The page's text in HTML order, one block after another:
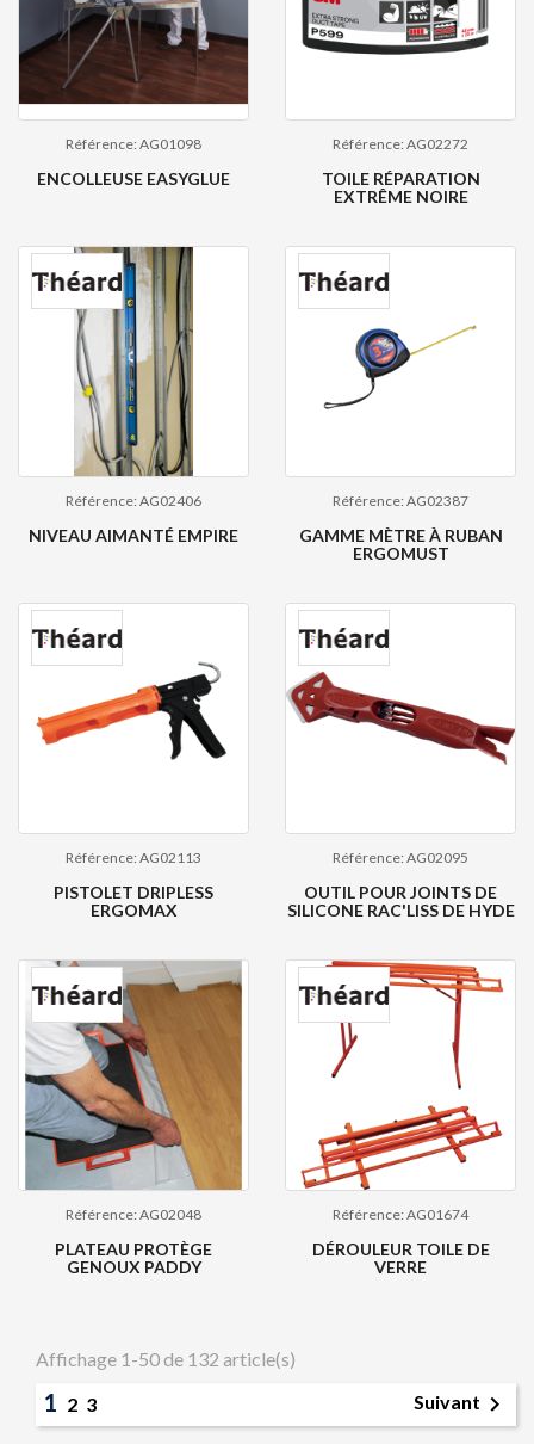
Référence: AG01098
ENCOLLEUSE EASYGLUE
Référence: AG02272
TOILE RÉPARATION
EXTRÊME NOIRE
Référence: AG02406
NIVEAU AIMANTÉ EMPIRE
Référence: AG02387
GAMME MÈTRE À RUBAN
ERGOMUST
Référence: AG02113
PISTOLET DRIPLESS
ERGOMAX
Référence: AG02095
OUTIL POUR JOINTS DE
SILICONE RAC'LISS DE HYDE
Référence: AG02048
PLATEAU PROTÈGE
GENOUX PADDY
Référence: AG01674
DÉROULEUR TOILE DE
VERRE
Affichage 1-50 de 132 article(s)
1 2 3 Suivant 